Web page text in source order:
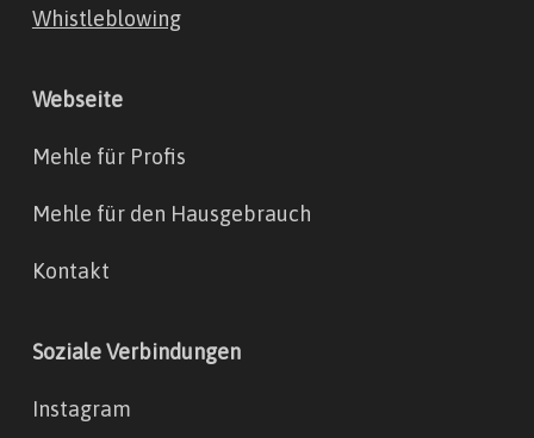
Whistleblowing
Webseite
Mehle für Profis
Mehle für den Hausgebrauch
Kontakt
Soziale Verbindungen
Instagram